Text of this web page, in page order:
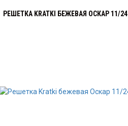
РЕШЕТКА KRATKI БЕЖЕВАЯ ОСКАР 11/24